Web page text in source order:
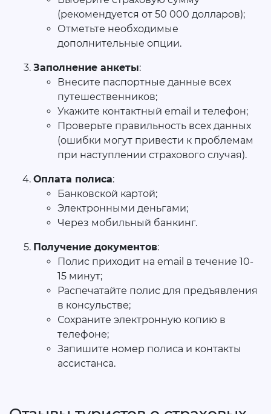
(рекомендуется от 50 000 долларов);
Отметьте необходимые
дополнительные опции.
Заполнение анкеты:
Внесите паспортные данные всех
путешественников;
Укажите контактный email и телефон;
Проверьте правильность всех данных
(ошибки могут привести к проблемам
при наступлении страхового случая).
Оплата полиса:
Банковской картой;
Электронными деньгами;
Через мобильный банкинг.
Получение документов:
Полис приходит на email в течение 10-
15 минут;
Распечатайте полис для предъявления
в консульстве;
Сохраните электронную копию в
телефоне;
Запишите номер полиса и контакты
ассистанса.